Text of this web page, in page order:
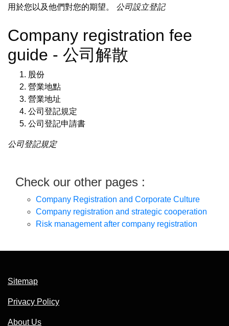
用於您以及他們對您的期望。 公司設立登記
Company registration fee
guide - 公司解散
股份
營業地點
營業地址
公司登記規定
公司登記申請書
公司登記規定
Check our other pages :
Company Registration and Corporate Culture
Company registration and strategic cooperation
Risk management after company registration
Sitemap
Privacy Policy
About Us